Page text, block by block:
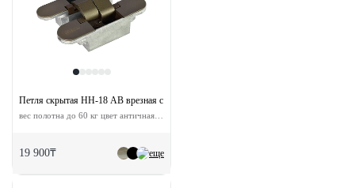
еще
Петля скрытая HH-18 AB врезная с 3D-регулировкой
19 900₸